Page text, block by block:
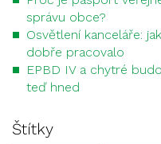
správu obce?
Osvětlení kanceláře:
dobře pracovalo
EPBD IV a chytré
teď hned
Štítky